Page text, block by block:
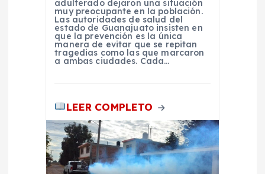
adulterado dejaron una situación
muy preocupante en la población.
Las autoridades de salud del
estado de Guanajuato insisten en
que la prevención es la única
manera de evitar que se repitan
tragedias como las que marcaron
a ambas ciudades. Cada…
LEER COMPLETO